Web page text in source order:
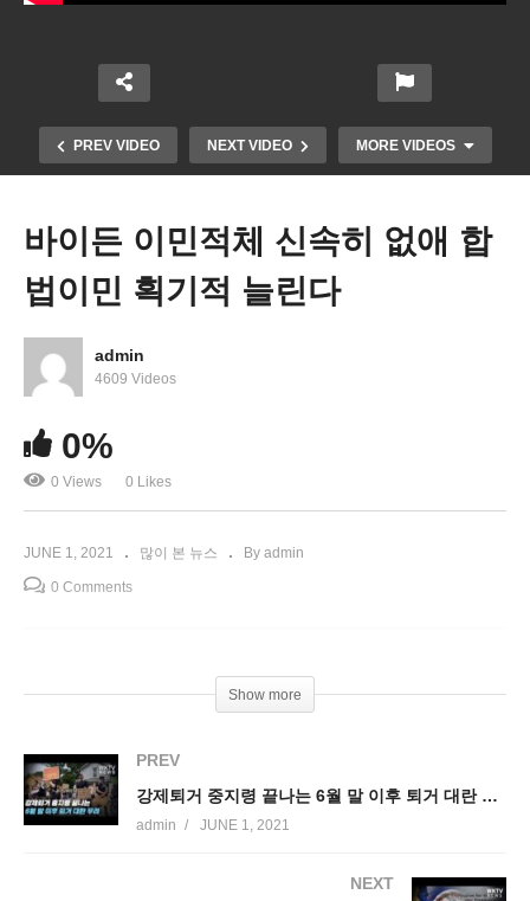
PREV VIDEO NEXT VIDEO MORE VIDEOS
VS고질적
바이든 이민적체 신속히 없애 합
법이민 획기적 늘린다
admin
4609 Videos
0%
0 Views 0 Likes
JUNE 1, 2021 많이 본 뉴스 By admin
0 Comments
Show more
PREV
강제퇴거 중지령 끝나는 6월 말 이후 퇴거 대란 우려
admin JUNE 1, 2021
NEXT